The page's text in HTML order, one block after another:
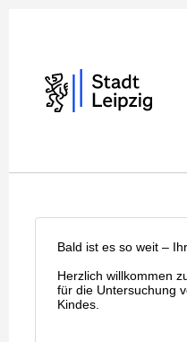
Bald ist es so weit –
Herzlich willkommen
für die Untersuchung
Kindes.